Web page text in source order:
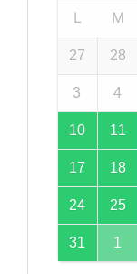
L M
27 28
3 4
10 11
17 18
24 25
31 1
Alternative: